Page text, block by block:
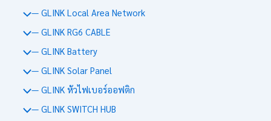
— GLINK Local Area Network
— GLINK RG6 CABLE
— GLINK Battery
— GLINK Solar Panel
— GLINK หัวไฟเบอร์ออฟติก
— GLINK SWITCH HUB